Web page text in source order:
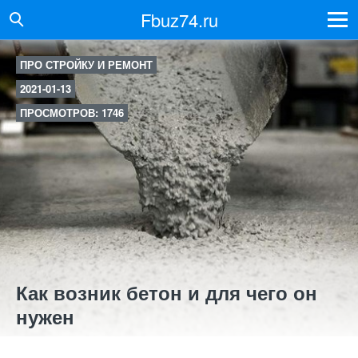
Fbuz74.ru
ПРО СТРОЙКУ И РЕМОНТ
2021-01-13
ПРОСМОТРОВ: 1746
Как возник бетон и для чего он
нужен